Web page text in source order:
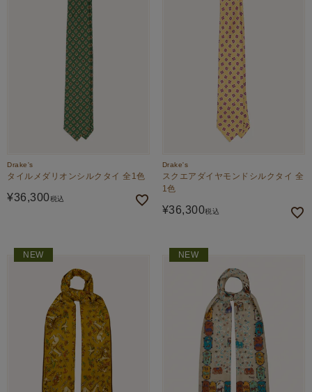
Drake's
タイルメダリオンシルクタイ 全1色
¥36,300税込
Drake's
スクエアダイヤモンドシルクタイ 全
1色
¥36,300税込
NEW NEW